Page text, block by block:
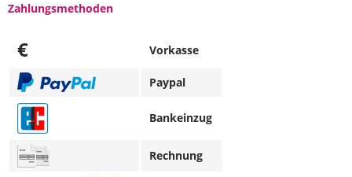
Zahlungsmethoden
€ Vorkasse
Paypal
Bankeinzug
Rechnung